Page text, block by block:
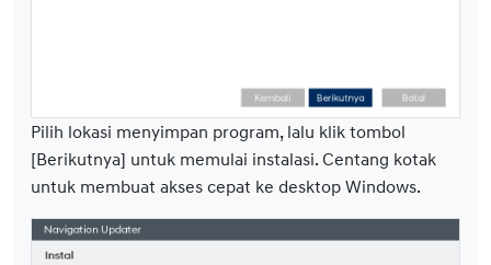
Pilih lokasi menyimpan program, lalu klik tombol
[Berikutnya] untuk memulai instalasi. Centang kotak
untuk membuat akses cepat ke desktop Windows.